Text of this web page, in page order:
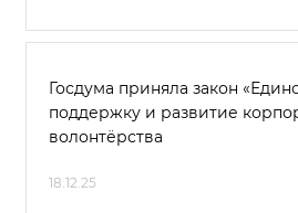
Госдума приняла закон
поддержку и развитие
волонтёрства
18.12.25